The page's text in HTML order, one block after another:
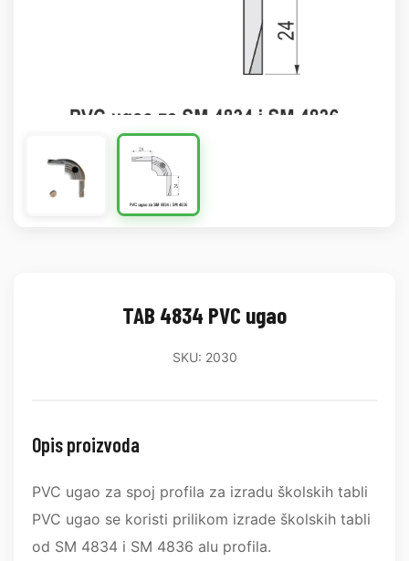
TAB 4834 PVC ugao
SKU: 2030
Opis proizvoda
PVC ugao za spoj profila za izradu školskih tabli
PVC ugao se koristi prilikom izrade školskih tabli
od SM 4834 i SM 4836 alu profila.